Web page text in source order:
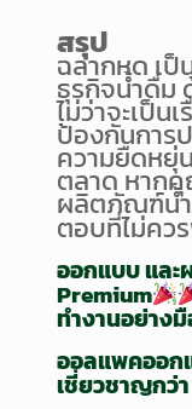
สรุป
ฉลากหด เป็
ธุรกิจน้ำดื่ม
ไม่ว่าจะเป็น
ป้องกันการ
ความยืดหยุ่
ตลาด หาก
ผลิตภัณฑ์น้
ตอบที่ไม่คว
ออกแบบ แล
Premium
ทำงานอย่าง
ออลแพคออก
เชี่ยวชาญกว่า